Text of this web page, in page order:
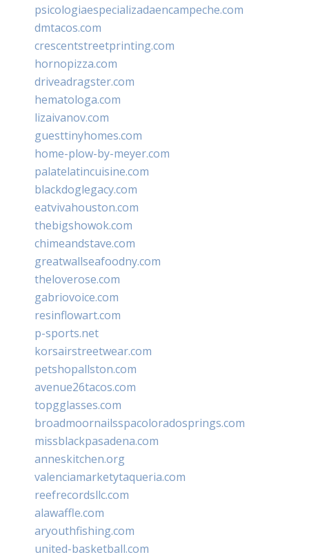
psicologiaespecializadaencampeche.com
dmtacos.com
crescentstreetprinting.com
hornopizza.com
driveadragster.com
hematologa.com
lizaivanov.com
guesttinyhomes.com
home-plow-by-meyer.com
palatelatincuisine.com
blackdoglegacy.com
eatvivahouston.com
thebigshowok.com
chimeandstave.com
greatwallseafoodny.com
theloverose.com
gabriovoice.com
resinflowart.com
p-sports.net
korsairstreetwear.com
petshopallston.com
avenue26tacos.com
topgglasses.com
broadmoornailsspacoloradosprings.com
missblackpasadena.com
anneskitchen.org
valenciamarketytaqueria.com
reefrecordsllc.com
alawaffle.com
aryouthfishing.com
united-basketball.com